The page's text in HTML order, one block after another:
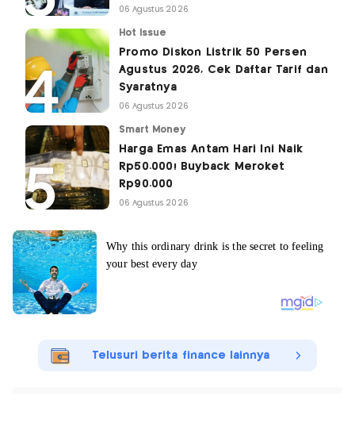
06 Agustus 2026
Hot Issue
Promo Diskon Listrik 50 Persen
Agustus 2026, Cek Daftar Tarif dan
Syaratnya
06 Agustus 2026
Smart Money
Harga Emas Antam Hari Ini Naik
Rp50.000! Buyback Meroket
Rp90.000
06 Agustus 2026
Telusuri berita finance lainnya